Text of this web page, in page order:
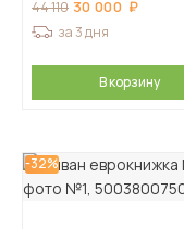
44 110 30 000
за 3 дня
В корзину
-32%